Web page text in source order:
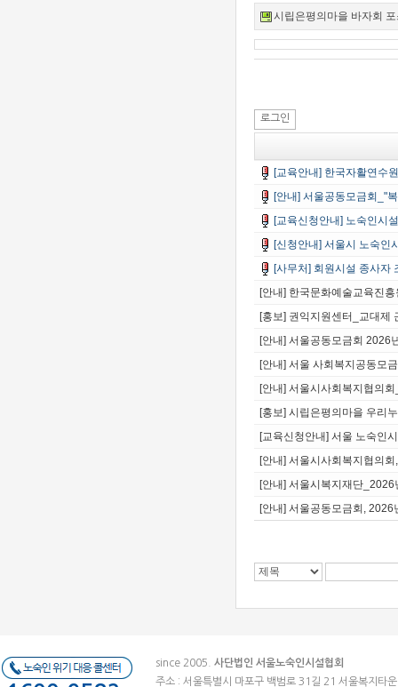
시립은평의마을 바자회
로그인
[교육안내] 한국자활연수
[안내] 서울공동모금회_"
[교육신청안내] 노숙인시
[신청안내] 서울시 노숙인
[사무처] 회원시설 종사자
[안내] 한국문화예술교육진
[홍보] 권익지원센터_교대제
[안내] 서울공동모금회 2026
[안내] 서울 사회복지공동모
[안내] 서울시사회복지협의
[홍보] 시립은평의마을 우리
[교육신청안내] 서울 노숙인
[안내] 서울시사회복지협의
[안내] 서울시복지재단
[안내] 서울공동모금회,
since 2005. 사단법인 서울노숙인시설협회
주소 : 서울특별시 마포구 백범로 31길 21 서울복지